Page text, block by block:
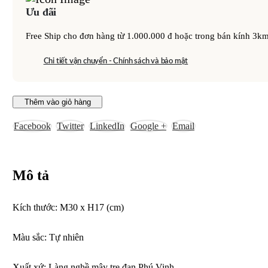
Ưu đãi
Free Ship cho đơn hàng từ 1.000.000 đ hoặc trong bán kính
Chi tiết vận chuyển - Chính sách và bảo mật
Thêm vào giỏ hàng
Facebook Twitter LinkedIn Google + Email
Mô tả
Kích thước: M30 x H17 (cm)
Màu sắc: Tự nhiên